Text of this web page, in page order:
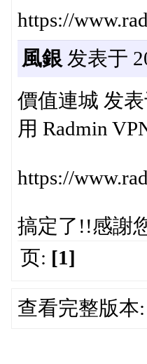
https://
風銀 发表于
價值連城 发
用 Radmin
https://
搞定了!!感謝
页: [1]
查看完整版本: